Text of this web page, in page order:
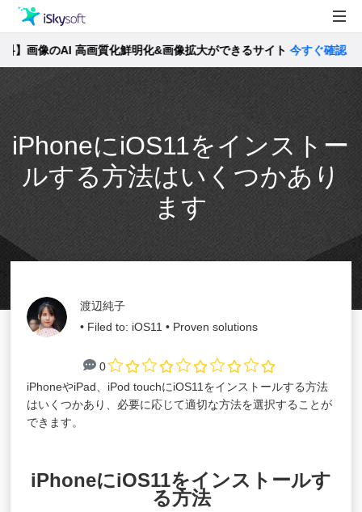
製品
Utility
製品活用事例
ストア
画像のAI 高画質化鮮明化&画像拡大ができるサイト今すぐ確認 >>
iPhoneにiOS11をインストー
ルする方法はいくつかあり
ます
渡辺純子
• Filed to: iOS11 • Proven solutions
0
iPhoneやiPad、iPod touchにiOS11をインストールする方法
はいくつかあり、必要に応じて適切な方法を選択することが
できます。
iPhoneにiOS11をインストールす
る方法